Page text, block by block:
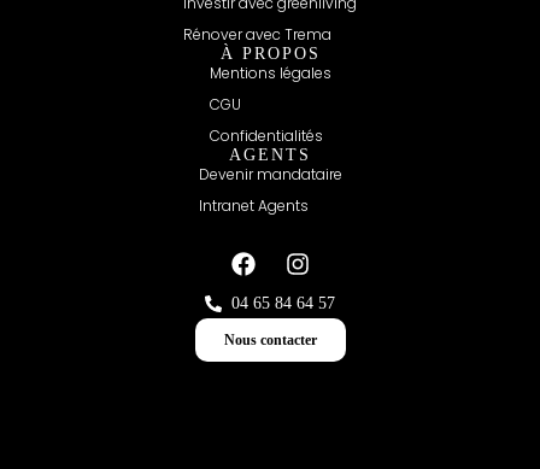
Rénover avec Trema
À PROPOS
Mentions légales
CGU
Confidentialités
AGENTS
Devenir mandataire
Intranet Agents
04 65 84 64 57
Nous contacter